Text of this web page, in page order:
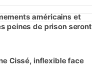
américains et
peines de prison seront
Cissé, inflexible face